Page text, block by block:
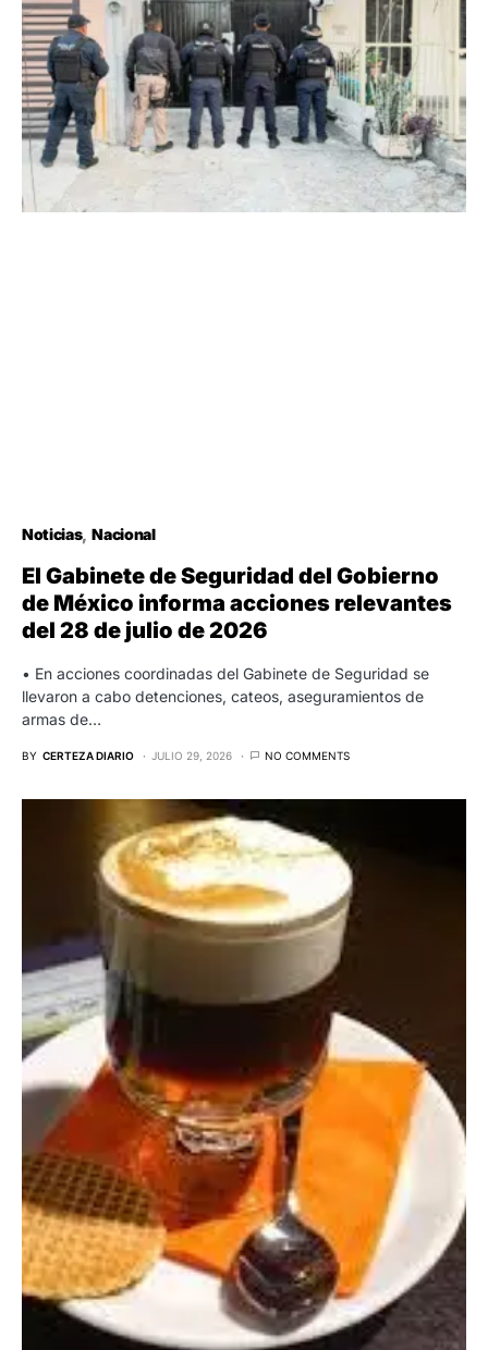
Noticias Nacional
El Gabinete de Seguridad del Gobierno
de México informa acciones relevantes
del 28 de julio de 2026
• En acciones coordinadas del Gabinete de Seguridad se
llevaron a cabo detenciones, cateos, aseguramientos de
armas de…
BY CERTEZA DIARIO JULIO 29, 2026 NO COMMENTS